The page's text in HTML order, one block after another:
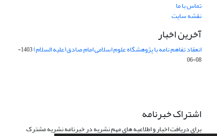
تماس با ما
نقشه سایت
آخرین اخبار
انعقاد تفاهم نامه با پژوهشگاه علوم اسلامی امام صادق(علیه السلام)
1403-
08-06
اشتراک خبرنامه
برای دریافت اخبار و اطلاعیه های مهم نشریه در خبرنامه نشریه مشترک